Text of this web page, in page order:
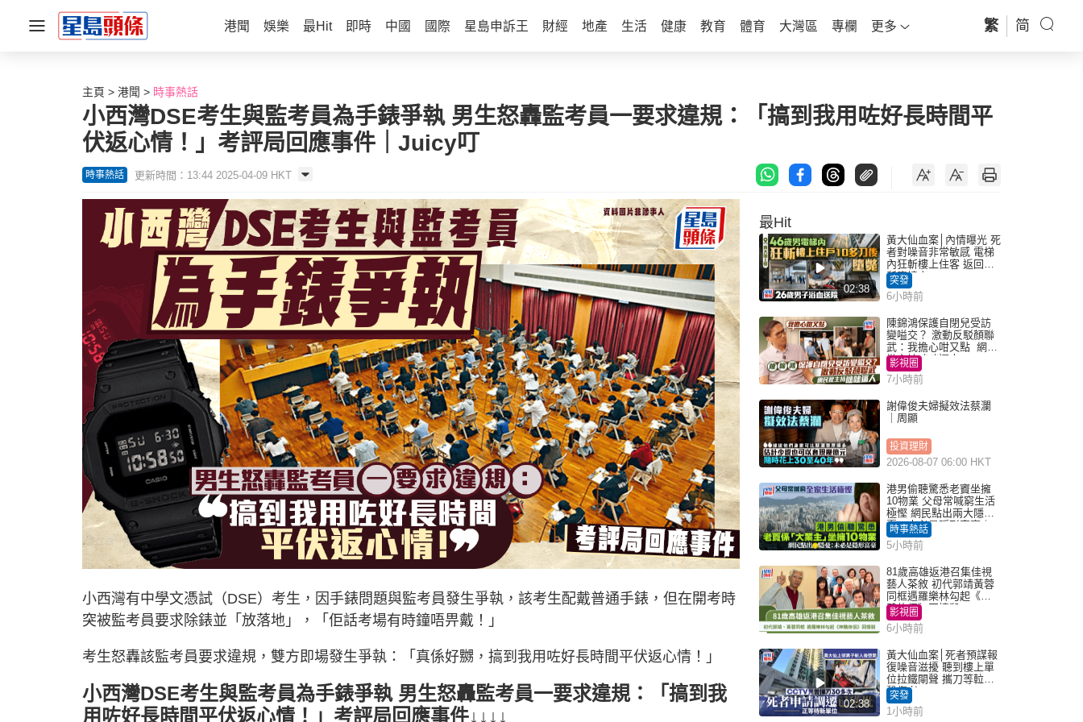
港聞 娛樂 最Hit 即時 中國 國際 星島申訴王 財經 地產 生活 健康 教育 體育 大灣區 專欄 更多 繁 简
主頁 港聞 時事熱話
小西灣DSE考生與監考員為手錶爭執 男生怒轟監考員一要求違規：「搞到我用咗好長時間平
伏返心情！」考評局回應事件｜Juicy叮
時事熱話 更新時間：13:44 2025-04-09 HKT
小西灣有中學文憑試（DSE）考生，因手錶問題與監考員發生爭執，該考生配戴普通手錶，但在開考時
突被監考員要求除錶並「放落地」，「佢話考場有時鐘唔畀戴！」
考生怒轟該監考員要求違規，雙方即場發生爭執：「真係好嬲，搞到我用咗好長時間平伏返心情！」
小西灣DSE考生與監考員為手錶爭執 男生怒轟監考員一要求違規：「搞到我
用咗好長時間平伏返心情！」考評局回應事件↓↓↓↓
最Hit
02:38
黃大仙血案│內情曝光 死
者對噪音非常敏感 電梯
內狂斬樓上住客 返回住
所墮樓亡
突發
6小時前
陳錦鴻保護自閉兒受訪
變嗌交？ 激動反駁顏聯
武：我擔心咁又點 網民
批主持咄咄逼人
影視圈
7小時前
謝偉俊夫婦擬效法蔡瀾
｜周顯
投資理財
2026-08-07 06:00 HKT
港男偷聽驚悉老竇坐擁
10物業 父母常喊窮生活
極慳 網民點出兩大隱
憂：未必是隱形富豪｜
Juicy叮
時事熱話
5小時前
81歲高雄返港召集佳視
藝人茶敘 初代郭靖黃蓉
同框遇羅樂林勾起《神
鵰俠侶》回憶殺
影視圈
6小時前
02:38
黃大仙血案│死者預謀報
復噪音滋擾 聽到樓上單
位拉鐵閘聲 攜刀等𨋢伏
擊傷者
突發
1小時前